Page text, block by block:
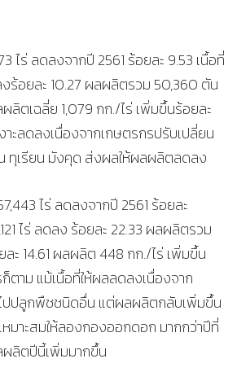
ไร่ ลดลงจากปี 2561 ร้อยละ 9.53 เนื้อที่
ร้อยละ 10.27 ผลผลิตรวม 50,360 ตัน
ลิตเฉลี่ย 1,079 กก./ไร่ เพิ่มขึ้นร้อยละ
าะลดลงเนื่องจากเกษตรกรปรับเปลี่ยน
ทุเรียน มังคุด ส่งผลให้ผลผลิตลดลง
ไร่ ลดลงจากปี 2561 ร้อยละ
ไร่ ลดลง ร้อยละ 22.33 ผลผลิตรวม
ะ 14.61 ผลผลิต 448 กก./ไร่ เพิ่มขึ้น
ตาม แม้เนื้อที่ให้ผลลดลงเนื่องจาก
ปปลูกพืชชนิดอื่น แต่ผลผลิตกลับเพิ่มขึ้น
มาะสมให้ลองกองออกดอก มากกว่าปีที่
ลิตปีนี้เพิ่มมากขึ้น